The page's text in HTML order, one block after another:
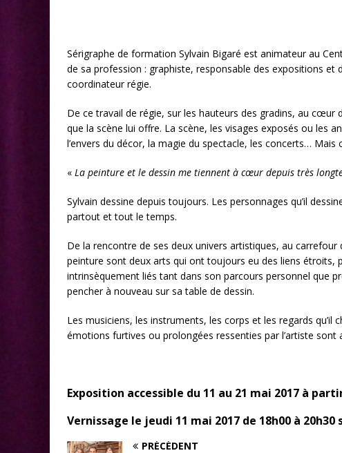
Sérigraphe de formation Sylvain Bigaré est animateur au
de sa profession : graphiste, responsable des expositions
coordinateur régie.
De ce travail de régie, sur les hauteurs des gradins, au cœur
que la scène lui offre. La scène, les visages exposés ou les
l’envers du décor, la magie du spectacle, les concerts…
« La peinture et le dessin me tiennent à cœur depuis très
Sylvain dessine depuis toujours. Les personnages qu’il
partout et tout le temps.
De la rencontre de ses deux univers artistiques, au
peinture sont deux arts qui ont toujours eu des liens étroits,
intrinsèquement liés tant dans son parcours personnel que
pencher à nouveau sur sa table de dessin.
Les musiciens, les instruments, les corps et les regards
émotions furtives ou prolongées ressenties par l’artiste
Exposition accessible du 11 au 21 mai 2017 à
Vernissage le jeudi 11 mai 2017 de 18h00 à 20h30
PRÉCÉDENT